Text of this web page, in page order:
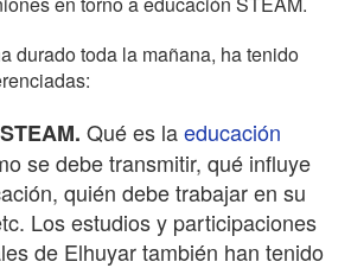
durado toda la mañana, ha tenido
Qué es laeducación
se debe transmitir, qué influye
quién debe trabajar en su
Los estudios y participaciones
de Elhuyar también han tenido